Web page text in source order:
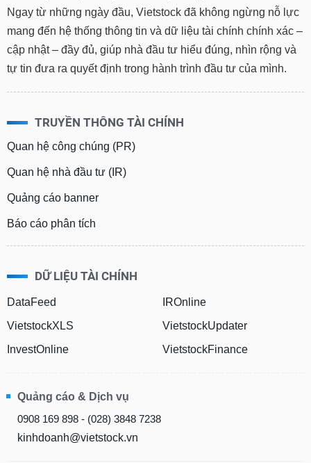
Ngay từ những ngày đầu, Vietstock đã không ngừng nỗ lực
mang đến hệ thống thông tin và dữ liệu tài chính chính xác –
cập nhật – đầy đủ, giúp nhà đầu tư hiểu đúng, nhìn rộng và
tự tin đưa ra quyết định trong hành trình đầu tư của mình.
TRUYỀN THÔNG TÀI CHÍNH
Quan hệ công chúng (PR)
Quan hệ nhà đầu tư (IR)
Quảng cáo banner
Báo cáo phân tích
DỮ LIỆU TÀI CHÍNH
DataFeed
VietstockXLS
InvestOnline
IROnline
VietstockUpdater
VietstockFinance
Quảng cáo & Dịch vụ
0908 169 898 - (028) 3848 7238
kinhdoanh@vietstock.vn